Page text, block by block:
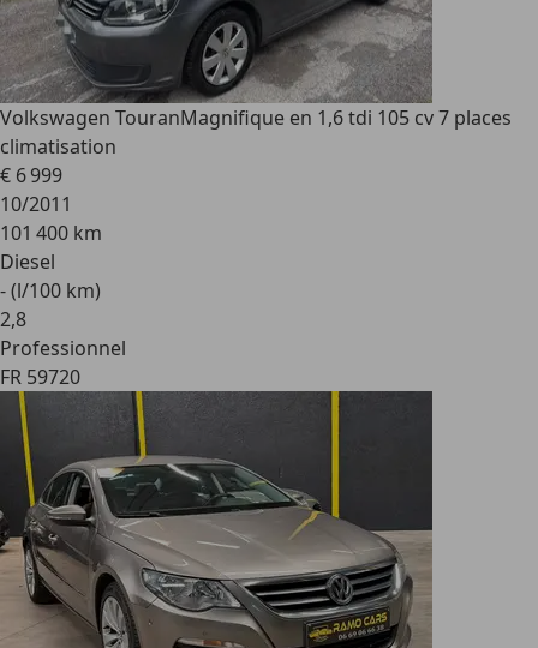
Volkswagen TouranMagnifique en 1,6 tdi 105 cv 7 places
climatisation
€ 6 999
10/2011
101 400 km
Diesel
- (l/100 km)
2,8
Professionnel
FR 59720